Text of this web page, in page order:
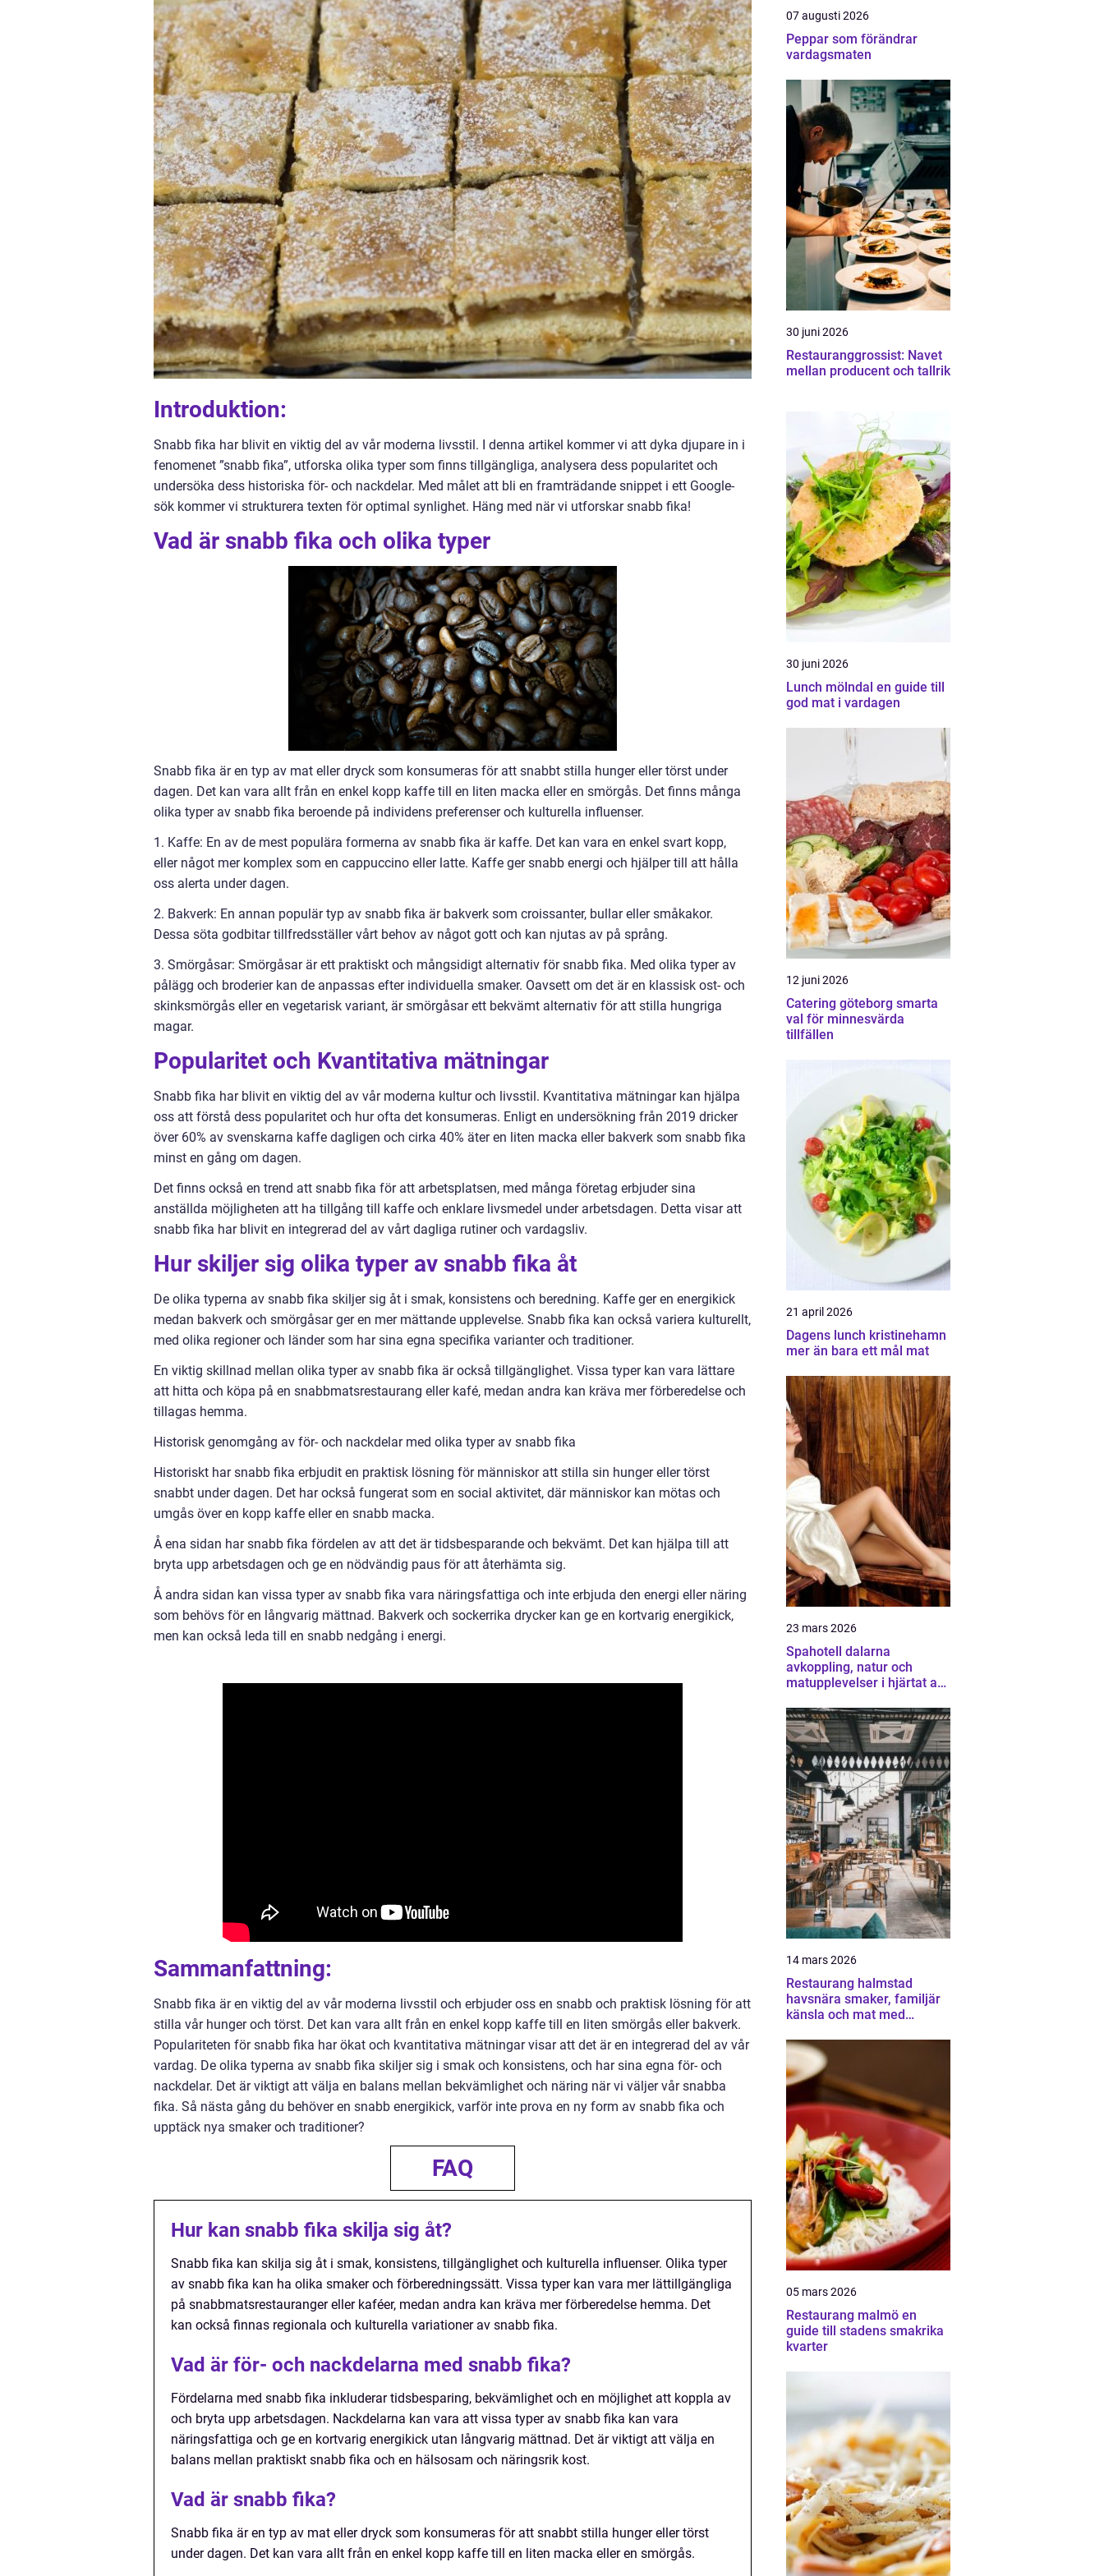
Introduktion:
Snabb fika har blivit en viktig del av vår moderna livsstil. I denna artikel kommer vi att dyka djupare in i
fenomenet ”snabb fika”, utforska olika typer som finns tillgängliga, analysera dess popularitet och
undersöka dess historiska för- och nackdelar. Med målet att bli en framträdande snippet i ett Google-
sök kommer vi strukturera texten för optimal synlighet. Häng med när vi utforskar snabb fika!
Vad är snabb fika och olika typer
Snabb fika är en typ av mat eller dryck som konsumeras för att snabbt stilla hunger eller törst under
dagen. Det kan vara allt från en enkel kopp kaffe till en liten macka eller en smörgås. Det finns många
olika typer av snabb fika beroende på individens preferenser och kulturella influenser.
1. Kaffe: En av de mest populära formerna av snabb fika är kaffe. Det kan vara en enkel svart kopp,
eller något mer komplex som en cappuccino eller latte. Kaffe ger snabb energi och hjälper till att hålla
oss alerta under dagen.
2. Bakverk: En annan populär typ av snabb fika är bakverk som croissanter, bullar eller småkakor.
Dessa söta godbitar tillfredsställer vårt behov av något gott och kan njutas av på språng.
3. Smörgåsar: Smörgåsar är ett praktiskt och mångsidigt alternativ för snabb fika. Med olika typer av
pålägg och broderier kan de anpassas efter individuella smaker. Oavsett om det är en klassisk ost- och
skinksmörgås eller en vegetarisk variant, är smörgåsar ett bekvämt alternativ för att stilla hungriga
magar.
Popularitet och Kvantitativa mätningar
Snabb fika har blivit en viktig del av vår moderna kultur och livsstil. Kvantitativa mätningar kan hjälpa
oss att förstå dess popularitet och hur ofta det konsumeras. Enligt en undersökning från 2019 dricker
över 60% av svenskarna kaffe dagligen och cirka 40% äter en liten macka eller bakverk som snabb fika
minst en gång om dagen.
Det finns också en trend att snabb fika för att arbetsplatsen, med många företag erbjuder sina
anställda möjligheten att ha tillgång till kaffe och enklare livsmedel under arbetsdagen. Detta visar att
snabb fika har blivit en integrerad del av vårt dagliga rutiner och vardagsliv.
Hur skiljer sig olika typer av snabb fika åt
De olika typerna av snabb fika skiljer sig åt i smak, konsistens och beredning. Kaffe ger en energikick
medan bakverk och smörgåsar ger en mer mättande upplevelse. Snabb fika kan också variera kulturellt,
med olika regioner och länder som har sina egna specifika varianter och traditioner.
En viktig skillnad mellan olika typer av snabb fika är också tillgänglighet. Vissa typer kan vara lättare
att hitta och köpa på en snabbmatsrestaurang eller kafé, medan andra kan kräva mer förberedelse och
tillagas hemma.
Historisk genomgång av för- och nackdelar med olika typer av snabb fika
Historiskt har snabb fika erbjudit en praktisk lösning för människor att stilla sin hunger eller törst
snabbt under dagen. Det har också fungerat som en social aktivitet, där människor kan mötas och
umgås över en kopp kaffe eller en snabb macka.
Å ena sidan har snabb fika fördelen av att det är tidsbesparande och bekvämt. Det kan hjälpa till att
bryta upp arbetsdagen och ge en nödvändig paus för att återhämta sig.
Å andra sidan kan vissa typer av snabb fika vara näringsfattiga och inte erbjuda den energi eller näring
som behövs för en långvarig mättnad. Bakverk och sockerrika drycker kan ge en kortvarig energikick,
men kan också leda till en snabb nedgång i energi.
Sammanfattning:
Snabb fika är en viktig del av vår moderna livsstil och erbjuder oss en snabb och praktisk lösning för att
stilla vår hunger och törst. Det kan vara allt från en enkel kopp kaffe till en liten smörgås eller bakverk.
Populariteten för snabb fika har ökat och kvantitativa mätningar visar att det är en integrerad del av vår
vardag. De olika typerna av snabb fika skiljer sig i smak och konsistens, och har sina egna för- och
nackdelar. Det är viktigt att välja en balans mellan bekvämlighet och näring när vi väljer vår snabba
fika. Så nästa gång du behöver en snabb energikick, varför inte prova en ny form av snabb fika och
upptäck nya smaker och traditioner?
FAQ
Hur kan snabb fika skilja sig åt?
Snabb fika kan skilja sig åt i smak, konsistens, tillgänglighet och kulturella influenser. Olika typer
av snabb fika kan ha olika smaker och förberedningssätt. Vissa typer kan vara mer lättillgängliga
på snabbmatsrestauranger eller kaféer, medan andra kan kräva mer förberedelse hemma. Det
kan också finnas regionala och kulturella variationer av snabb fika.
Vad är för- och nackdelarna med snabb fika?
Fördelarna med snabb fika inkluderar tidsbesparing, bekvämlighet och en möjlighet att koppla av
och bryta upp arbetsdagen. Nackdelarna kan vara att vissa typer av snabb fika kan vara
näringsfattiga och ge en kortvarig energikick utan långvarig mättnad. Det är viktigt att välja en
balans mellan praktiskt snabb fika och en hälsosam och näringsrik kost.
Vad är snabb fika?
Snabb fika är en typ av mat eller dryck som konsumeras för att snabbt stilla hunger eller törst
under dagen. Det kan vara allt från en enkel kopp kaffe till en liten macka eller en smörgås.
07 augusti 2026
Peppar som förändrar
vardagsmaten
30 juni 2026
Restauranggrossist: Navet
mellan producent och tallrik
30 juni 2026
Lunch mölndal en guide till
god mat i vardagen
12 juni 2026
Catering göteborg smarta
val för minnesvärda
tillfällen
21 april 2026
Dagens lunch kristinehamn
mer än bara ett mål mat
23 mars 2026
Spahotell dalarna
avkoppling, natur och
matupplevelser i hjärtat av
14 mars 2026
Restaurang halmstad
havsnära smaker, familjär
känsla och mat med
05 mars 2026
Restaurang malmö en
guide till stadens smakrika
kvarter